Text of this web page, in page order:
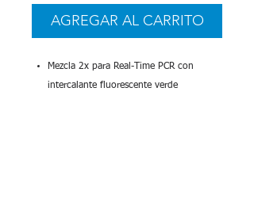
AGREGAR AL CARRITO
Mezcla 2x para Real-Time PCR con
intercalante fluorescente verde